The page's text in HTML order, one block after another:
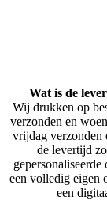
Wat is de
Wij drukken op
verzonden en
vrijdag verzonden
de levertijd
een volledig eigen
een